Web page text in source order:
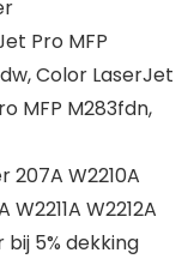
Pro MFP
Color LaserJet
MFP M283fdn,
207A W2210A
W2212A
5% dekking